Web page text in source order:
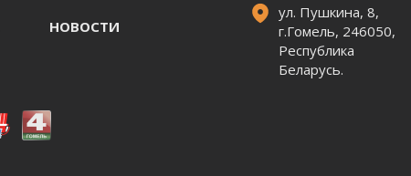
НОВОСТИ
ул. Пушкина, 8,
г.Гомель, 246050,
Республика
Беларусь.